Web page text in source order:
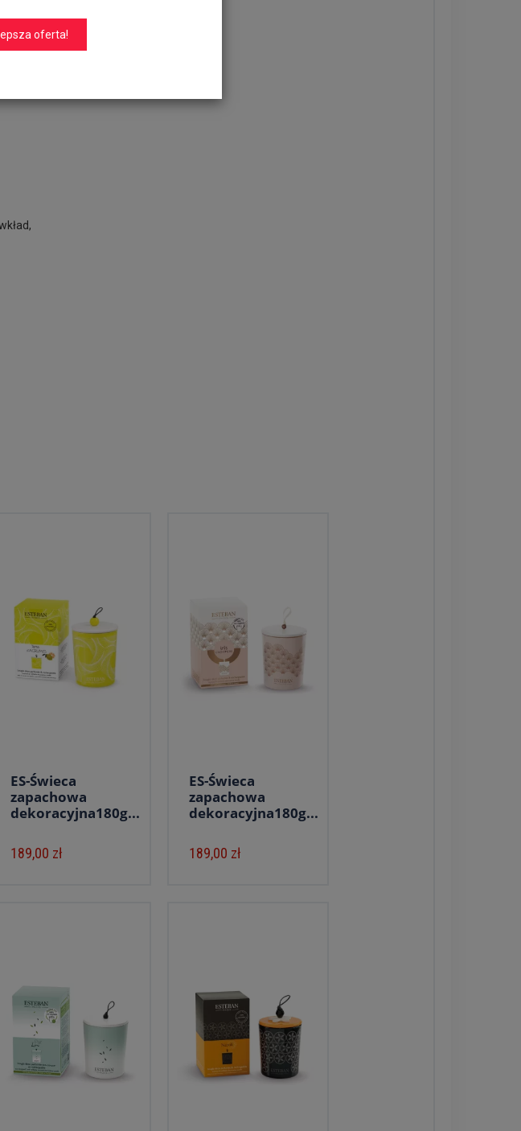
oferta!
ES-Świeca
zapachowa
dekoracyjna180g...
189,00 zł
ES-Świeca
zapachowa
dekoracyjna180g...
189,00 zł